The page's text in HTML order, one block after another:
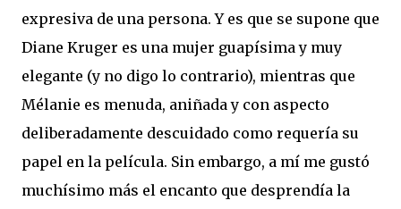
expresiva de una persona. Y es que se supone que
Diane Kruger es una mujer guapísima y muy
elegante (y no digo lo contrario), mientras que
Mélanie es menuda, aniñada y con aspecto
deliberadamente descuidado como requería su
papel en la película. Sin embargo, a mí me gustó
muchísimo más el encanto que desprendía la